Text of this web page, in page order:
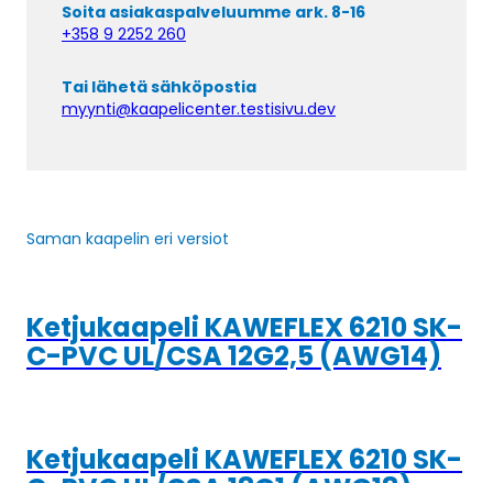
Soita asiakaspalveluumme ark. 8-16
+358 9 2252 260
Tai lähetä sähköpostia
myynti@kaapelicenter.testisivu.dev
Saman kaapelin eri versiot
Ketjukaapeli KAWEFLEX 6210 SK-
C-PVC UL/CSA 12G2,5 (AWG14)
Ketjukaapeli KAWEFLEX 6210 SK-